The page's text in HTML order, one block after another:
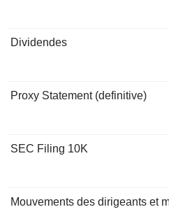
Dividendes
Proxy Statement (definitive)
SEC Filing 10K
Mouvements des dirigeants et